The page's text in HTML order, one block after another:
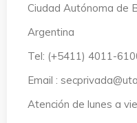
Ciudad Autónoma de
Argentina
Tel: (+5411) 4011-
Email :
Atención de lunes a